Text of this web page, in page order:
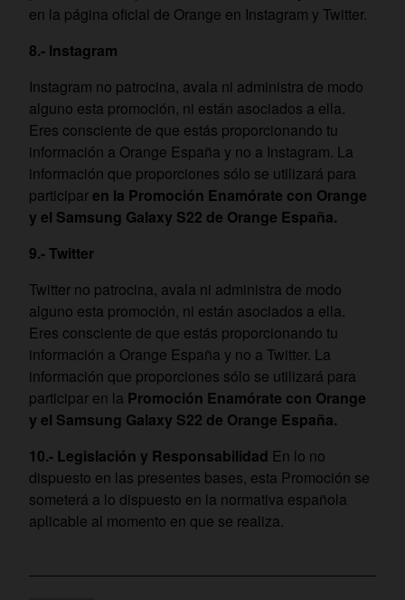
en la página oficial de Orange en Instagram y Twitter.
8.- Instagram
Instagram no patrocina, avala ni administra de modo
alguno esta promoción, ni están asociados a ella.
Eres consciente de que estás proporcionando tu
información a Orange España y no a Instagram. La
información que proporciones sólo se utilizará para
participaren la Promoción Enamórate con Orange
y el Samsung Galaxy S22 de Orange España.
9.- Twitter
Twitter no patrocina, avala ni administra de modo
alguno esta promoción, ni están asociados a ella.
Eres consciente de que estás proporcionando tu
información a Orange España y no a Twitter. La
información que proporciones sólo se utilizará para
participar en la Promoción Enamórate con Orange
y el Samsung Galaxy S22 de Orange España.
10.- Legislación y Responsabilidad En lo no
dispuesto en las presentes bases, esta Promoción se
someterá a lo dispuesto en la normativa española
aplicable al momento en que se realiza.